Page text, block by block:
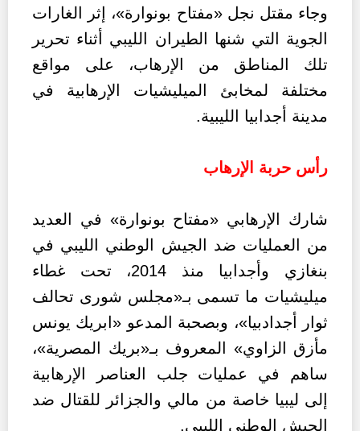
وجاء مقتل نجل «مفتاح بونوارة»، إثر الغارات
الجوية التي شنها الطيران الليبي أثناء تحرير
تلك المناطق من الإرهاب، على مواقع
مختلفة لمخابئ الميليشيات الإرهابية في
مدينة أجدابيا الليبية.
رأس حربة الإرهاب
شارك الإرهابي «مفتاح بونوارة» في العديد
من العمليات ضد الجيش الوطني الليبي في
بنغازي وأجدابيا منذ 2014، تحت غطاء
ميليشيات ما تسمى بـ«مجلس شورى تحالف
ثوار أجدادبيا»، وبصحبة المدعو «ابريك يونس
مأزق الزاوي» المعروف بـ«بريك المصرية»،
ساهم في عمليات جلب العناصر الإرهابية
إلى ليبيا خاصة من مالي والجزائر للقتال ضد
الجيش الوطني الليبي.